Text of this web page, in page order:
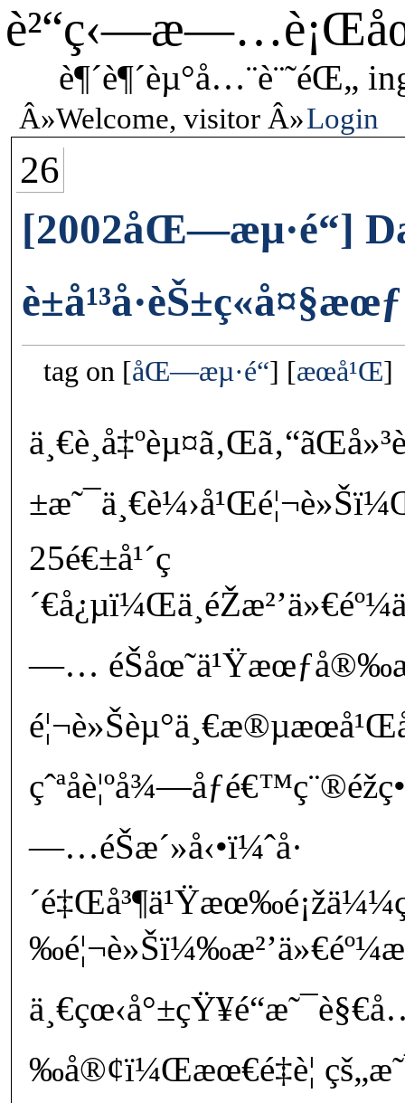
è¶´è¶´èµ°å…¨è¨˜éŒ„
Welcome, visitor Login
26
[2002åŒ—æµ·é“]
è±å¹³å·èŠ±ç«å¤§æœƒ
tag on åŒ—æµ·é“ æœ­å¹Œ
25é€±å¹´ç
—…
—…éŠæ´»å‹•ï¼ˆå·
‰å®¢ï¼Œæœ€é‡è¦